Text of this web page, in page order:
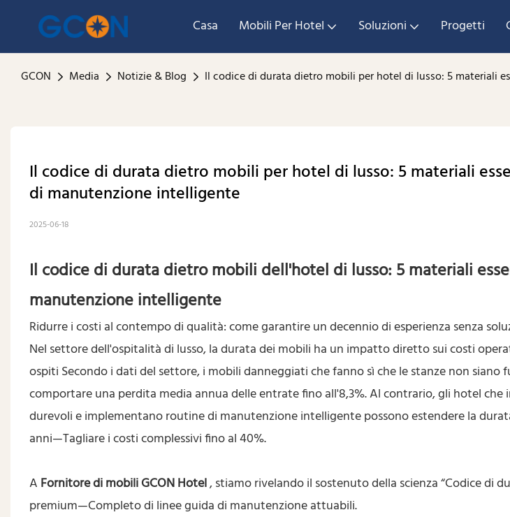
Casa Mobili Per Hotel Soluzioni Progetti
GCON Media Notizie & Blog Il codice di durata dietro mobili per hotel di lusso: 5 materiali
Il codice di durata dietro mobili per hotel di lusso: 5 materiali
di manutenzione intelligente
2025-06-18
Il codice di durata dietro mobili dell'hotel di lusso: 5 materiali
manutenzione intelligente
Ridurre i costi al contempo di qualità: come garantire un decennio di esperienza senza
Nel settore dell'ospitalità di lusso, la durata dei mobili ha un impatto diretto sui costi
ospiti Secondo i dati del settore, i mobili danneggiati che fanno sì che le stanze non siano
comportare una perdita media annua delle entrate fino all'8,3%. Al contrario, gli hotel
durevoli e implementano routine di manutenzione intelligente possono estendere la
anni—Tagliare i costi complessivi fino al 40%.
A Fornitore di mobili GCON Hotel, stiamo rivelando il sostenuto della scienza “Codice di
premium—Completo di linee guida di manutenzione attuabili.